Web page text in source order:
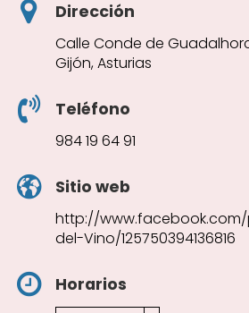
Dirección
Calle Conde de
Gijón, Asturias
Teléfono
984 19 64 91
Sitio web
http://
del-Vino/125750394136816
Horarios